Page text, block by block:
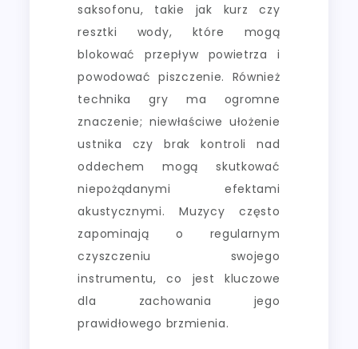
saksofonu, takie jak kurz czy
resztki wody, które mogą
blokować przepływ powietrza i
powodować piszczenie. Również
technika gry ma ogromne
znaczenie; niewłaściwe ułożenie
ustnika czy brak kontroli nad
oddechem mogą skutkować
niepożądanymi efektami
akustycznymi. Muzycy często
zapominają o regularnym
czyszczeniu swojego
instrumentu, co jest kluczowe
dla zachowania jego
prawidłowego brzmienia.